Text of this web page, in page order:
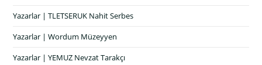
Yazarlar | TLETSERUK Nahit Serbes
Yazarlar | Wordum Müzeyyen
Yazarlar | YEMUZ Nevzat Tarakçı